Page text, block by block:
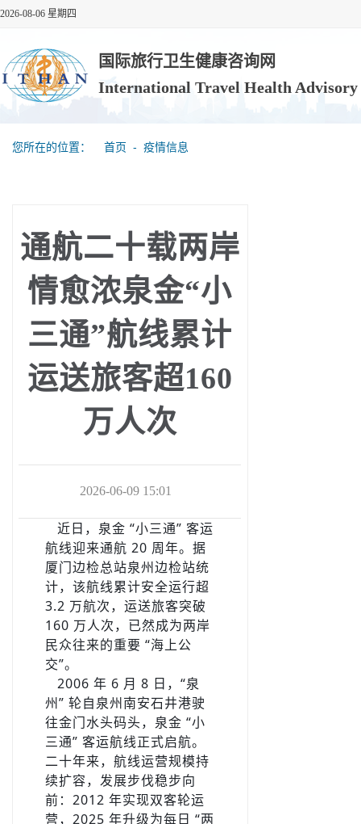
2026-08-06 星期四
国际旅行卫生健康咨询网
International Travel Health
您所在的位置： 首页 ‐ 疫情信息
通航二十载两岸
情愈浓泉金“小
三通”航线累计
运送旅客超160
万人次
2026-06-09 15:01
­ ­ ­ ­近日，泉金 “小三通” 客运
航线迎来通航 20 周年。据
厦门边检总站泉州边检站统
计，该航线累计安全运行超
3.2 万航次，运送旅客突破
160 万人次，已然成为两岸
民众往来的重要 “海上公
交”。
­ ­ ­ ­2006 年 6 月 8 日，“泉
州” 轮自泉州南安石井港驶
往金门水头码头，泉金 “小
三通” 客运航线正式启航。
二十年来，航线运营规模持
续扩容，发展步伐稳步向
前：2012 年实现双客轮运
营，2025 年升级为每日 “两